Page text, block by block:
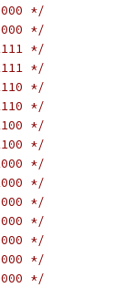
*/
*/
*/
*/
*/
*/
*/
*/
*/
*/
*/
*/
*/
*/
*/